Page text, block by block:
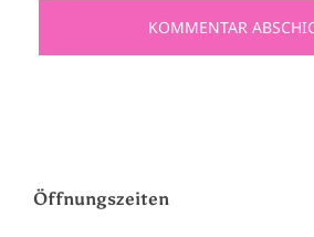
Öffnungszeiten